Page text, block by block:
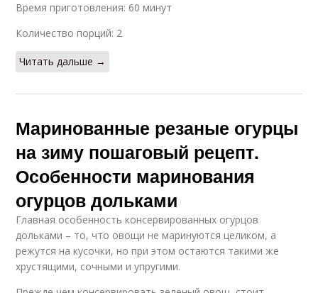
Время приготовления: 60 минут
Количество порций: 2
Читать дальше →
Маринованные резаные огурцы
на зиму пошаговый рецепт.
Особенности маринования
огурцов дольками
Главная особенность консервированных огурцов
дольками – то, что овощи не маринуются целиком, а
режутся на кусочки, но при этом остаются такими же
хрустящими, сочными и упругими.